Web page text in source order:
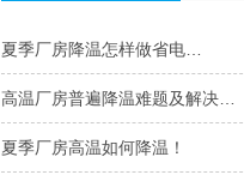
夏季厂房降温怎样做省电…
高温厂房普遍降温难题及解决…
夏季厂房高温如何降温！